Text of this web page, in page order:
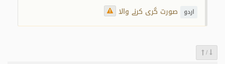
اردو صورت گری کرنے والا
/